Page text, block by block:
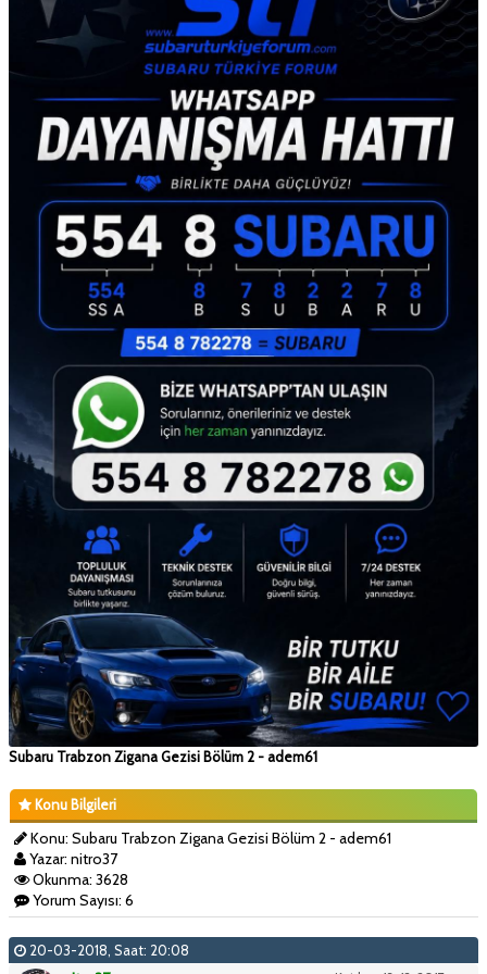
Subaru Trabzon Zigana Gezisi Bölüm 2 - adem61
Konu Bilgileri
Konu: Subaru Trabzon Zigana Gezisi Bölüm 2 - adem61
Yazar: nitro37
Okunma: 3628
Yorum Sayısı: 6
20-03-2018, Saat: 20:08